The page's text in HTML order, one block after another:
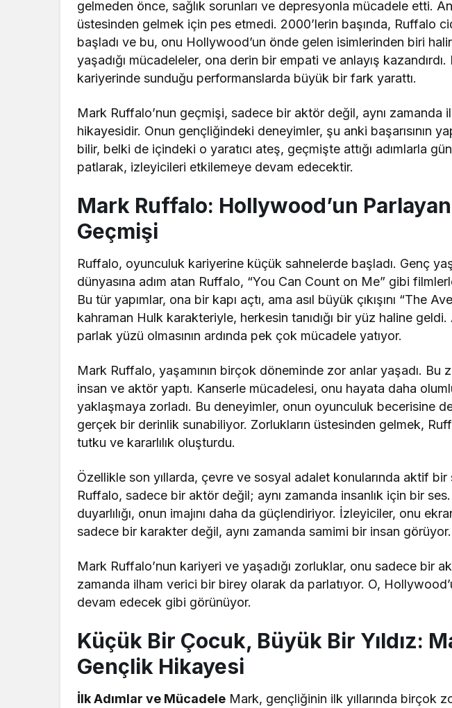
gelmeden önce, sağlık sorunları ve depresyonla mücadele etti.
üstesinden gelmek için pes etmedi. 2000’lerin başında, Ruffalo
başladı ve bu, onu Hollywood’un önde gelen isimlerinden biri
yaşadığı mücadeleler, ona derin bir empati ve anlayış
kariyerinde sunduğu performanslarda büyük bir fark yarattı.
Mark Ruffalo’nun geçmişi, sadece bir aktör değil, aynı zamanda
hikayesidir. Onun gençliğindeki deneyimler, şu anki başarısının
bilir, belki de içindeki o yaratıcı ateş, geçmişte attığı adımlarla
patlarak, izleyicileri etkilemeye devam edecektir.
Mark Ruffalo: Hollywood’un Parlayan
Geçmişi
Ruffalo, oyunculuk kariyerine küçük sahnelerde başladı. Genç
dünyasına adım atan Ruffalo, “You Can Count on Me” gibi
Bu tür yapımlar, ona bir kapı açtı, ama asıl büyük çıkışını “The
kahraman Hulk karakteriyle, herkesin tanıdığı bir yüz haline
parlak yüzü olmasının ardında pek çok mücadele yatıyor.
Mark Ruffalo, yaşamının birçok döneminde zor anlar yaşadı. Bu
insan ve aktör yaptı. Kanserle mücadelesi, onu hayata daha
yaklaşmaya zorladı. Bu deneyimler, onun oyunculuk becerisine
gerçek bir derinlik sunabiliyor. Zorlukların üstesinden gelmek,
tutku ve kararlılık oluşturdu.
Özellikle son yıllarda, çevre ve sosyal adalet konularında aktif bir
Ruffalo, sadece bir aktör değil; aynı zamanda insanlık için bir
duyarlılığı, onun imajını daha da güçlendiriyor. İzleyiciler, onu
sadece bir karakter değil, aynı zamanda samimi bir insan görüyor.
Mark Ruffalo’nun kariyeri ve yaşadığı zorluklar, onu sadece bir
zamanda ilham verici bir birey olarak da parlatıyor. O,
devam edecek gibi görünüyor.
Küçük Bir Çocuk, Büyük Bir Yıldız:
Gençlik Hikayesi
İlk Adımlar ve Mücadele Mark, gençliğinin ilk yıllarında birçok